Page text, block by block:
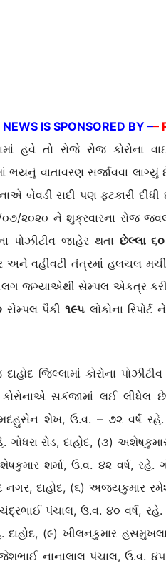
IS SPONSORED BY ––
હવે તો રોજે રોજ કોરોના
વાતાવરણ સર્જાવવા લાગ્યું
બેવડી સદી પણ ફટકારી
૨૦૨૦ ને શુક્રવારના રોજ
પોઝીટીવ જાહેર થતા છેલ્લા
વહીવટી તંત્રમાં હલચલ
જગ્યાએથી સેમ્પલ એકત્ર કરી
સેમ્પલ પૈકી૧૯૫ લોકોના
જિલ્લામાં કોરોના પોઝીટીવ
સકંજામાં લઈ લીધેલ
શેખ, ઉ.વ. – ૭૨ વર્ષ રહે.
રોડ, દાહોદ, (૩)
શર્મા, ઉ.વ. ૪૨ વર્ષ, રહે.
નગર, દાહોદ, (૬) અજયકુમાર
પંચાલ, ઉ.વ. ૪૦ વર્ષ, રહે.
દાહોદ, (૯) ખીલનકુમાર
નાનાલાલ પંચાલ, ઉ.વ.